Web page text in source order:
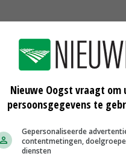
05-01-2018
in
Nieuwe Oogst vraagt
persoonsgegevens te
Gepersonaliseerde
contentmetingen,
diensten